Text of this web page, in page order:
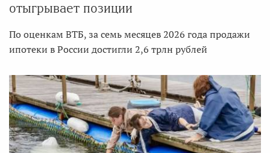
отыгрывает позиции
По оценкам ВТБ, за семь месяцев 2026 года продажи
ипотеки в России достигли 2,6 трлн рублей